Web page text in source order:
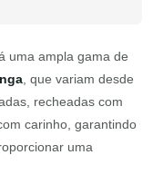
uma ampla gama de
, que variam desde
recheadas com
carinho, garantindo
uma